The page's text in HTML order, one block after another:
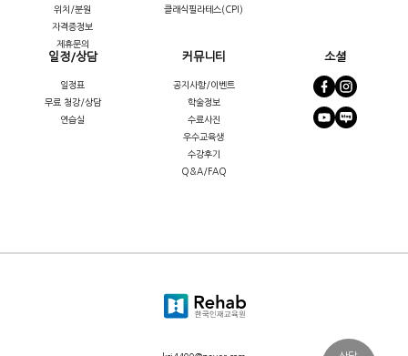
위치/분원
자격증정보
제휴문의
클래식필라테스(CPI)
일정/상담
일정표
무료 청강/상담
연습실
커뮤니티
공지사항/이벤트
학술정보
수료사진
우수교육생
수강후기
Q&A/FAQ
소셜